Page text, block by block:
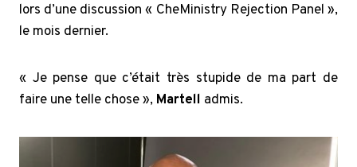
lors d’une discussion « CheMinistry Rejection Panel »,
le mois dernier.
« Je pense que c’était très stupide de ma part de
faire une telle chose », Martell admis.